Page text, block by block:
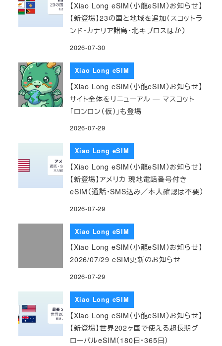
【Xiao Long eSIM（小龍eSIM）お知らせ】
【新登場】23の国と地域を追加（スコットラ
ンド・カナリア諸島・北キプロスほか）
2026-07-30
Xiao Long eSIM
【Xiao Long eSIM（小龍eSIM）お知らせ】
サイト全体をリニューアル — マスコット
「ロンロン（仮）」も登場
2026-07-29
Xiao Long eSIM
【Xiao Long eSIM（小龍eSIM）お知らせ】
【新登場】アメリカ 現地電話番号付き
eSIM（通話・SMS込み／本人確認は不要）
2026-07-29
Xiao Long eSIM
【Xiao Long eSIM（小龍eSIM）お知らせ】
2026/07/29 eSIM更新のお知らせ
2026-07-29
Xiao Long eSIM
【Xiao Long eSIM（小龍eSIM）お知らせ】
【新登場】世界202ヶ国で使える超長期グ
ローバルeSIM（180日・365日）